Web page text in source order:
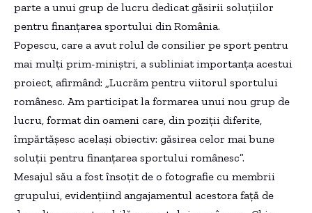
parte a unui grup de lucru dedicat găsirii soluțiilor
pentru finanțarea sportului din România.
Popescu, care a avut rolul de consilier pe sport pentru
mai mulți prim-miniștri, a subliniat importanța acestui
proiect, afirmând: „Lucrăm pentru viitorul sportului
românesc. Am participat la formarea unui nou grup de
lucru, format din oameni care, din poziții diferite,
împărtășesc același obiectiv: găsirea celor mai bune
soluții pentru finanțarea sportului românesc”.
Mesajul său a fost însoțit de o fotografie cu membrii
grupului, evidențiind angajamentul acestora față de